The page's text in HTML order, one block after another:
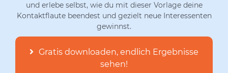
und erlebe selbst, wie du mit dieser Vorlage deine
Kontaktflaute beendest und gezielt neue Interessenten
gewinnst.
Gratis downloaden, endlich Ergebnisse
sehen!